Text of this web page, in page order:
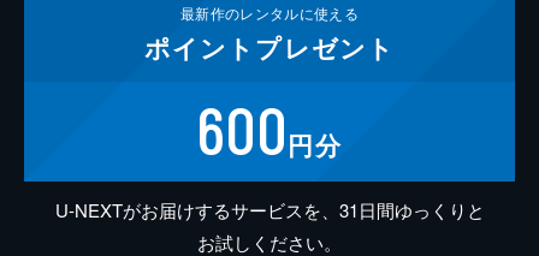
最新作のレンタルに使える
ポイント プレゼント
600円分
U-NEXTがお届けするサービスを、31日間ゆっくりと
お試しください。